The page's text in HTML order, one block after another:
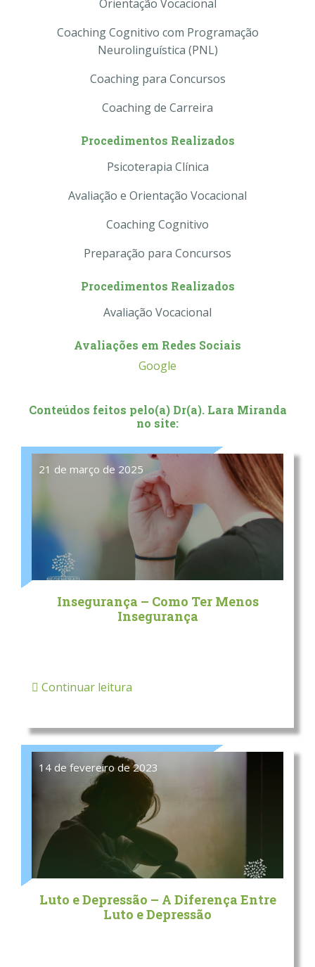
Orientação Vocacional
Coaching Cognitivo com Programação
Neurolinguística (PNL)
Coaching para Concursos
Coaching de Carreira
Procedimentos Realizados
Psicoterapia Clínica
Avaliação e Orientação Vocacional
Coaching Cognitivo
Preparação para Concursos
Procedimentos Realizados
Avaliação Vocacional
Avaliações em Redes Sociais
Google
Conteúdos feitos pelo(a) Dr(a). Lara Miranda
no site:
21 de março de 2025
Insegurança – Como Ter Menos
Insegurança
Continuar leitura
14 de fevereiro de 2023
Luto e Depressão – A Diferença Entre
Luto e Depressão